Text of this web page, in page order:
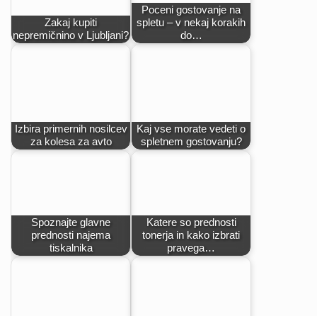
Zakaj kupiti
nepremičnino v Ljubljani?
Poceni gostovanje na
spletu – v nekaj korakih
do…
Izbira primernih nosilcev
za kolesa za avto
Kaj vse morate vedeti o
spletnem gostovanju?
Spoznajte glavne
prednosti najema
tiskalnika
Katere so prednosti
tonerja in kako izbrati
pravega…